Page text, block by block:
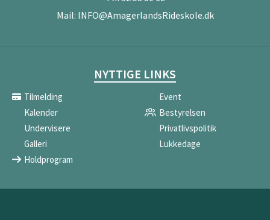
Mail: INFO@AmagerlandsRideskole.dk
NYTTIGE LINKS
Tilmelding
Event
Kalender
Bestyrelsen
Undervisere
Privatlivspolitik
Galleri
Lukkedage
Holdprogram